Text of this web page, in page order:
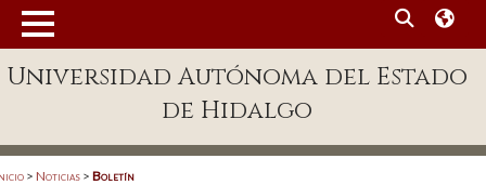
Enlaces
Universidad Autónoma del Estado
de Hidalgo
> Noticias > Boletín